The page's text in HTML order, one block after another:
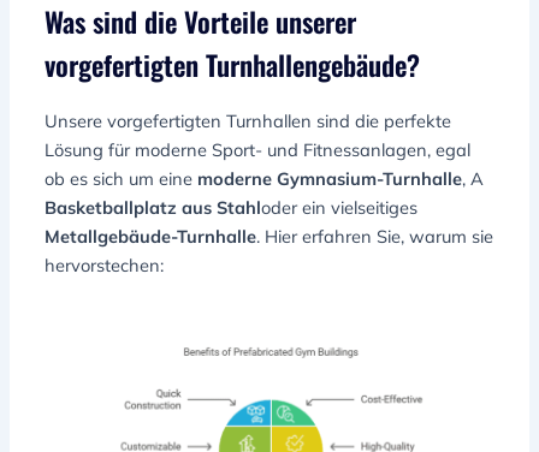
Was sind die Vorteile unserer
vorgefertigten Turnhallengebäude?
Unsere vorgefertigten Turnhallen sind die perfekte
Lösung für moderne Sport- und Fitnessanlagen, egal
ob es sich um eine moderne Gymnasium-Turnhalle, A
Basketballplatz aus Stahloder ein vielseitiges
Metallgebäude-Turnhalle. Hier erfahren Sie, warum sie
hervorstechen: